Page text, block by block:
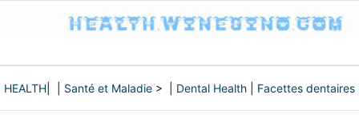
HEALTH Santé et Maladie > | Dental Health Facettes dentaires